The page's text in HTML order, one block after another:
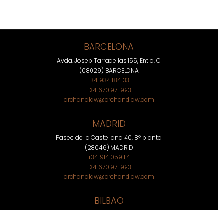
BARCELONA
Avda. Josep Tarradellas 155, Entlo. C
(08029) BARCELONA
+34 934 184 331
+34 670 971 993
archandlaw@archandlaw.com
MADRID
Paseo de la Castellana 40, 8º planta
(28046) MADRID
+34 914 059 114
+34 670 971 993
archandlaw@archandlaw.com
BILBAO